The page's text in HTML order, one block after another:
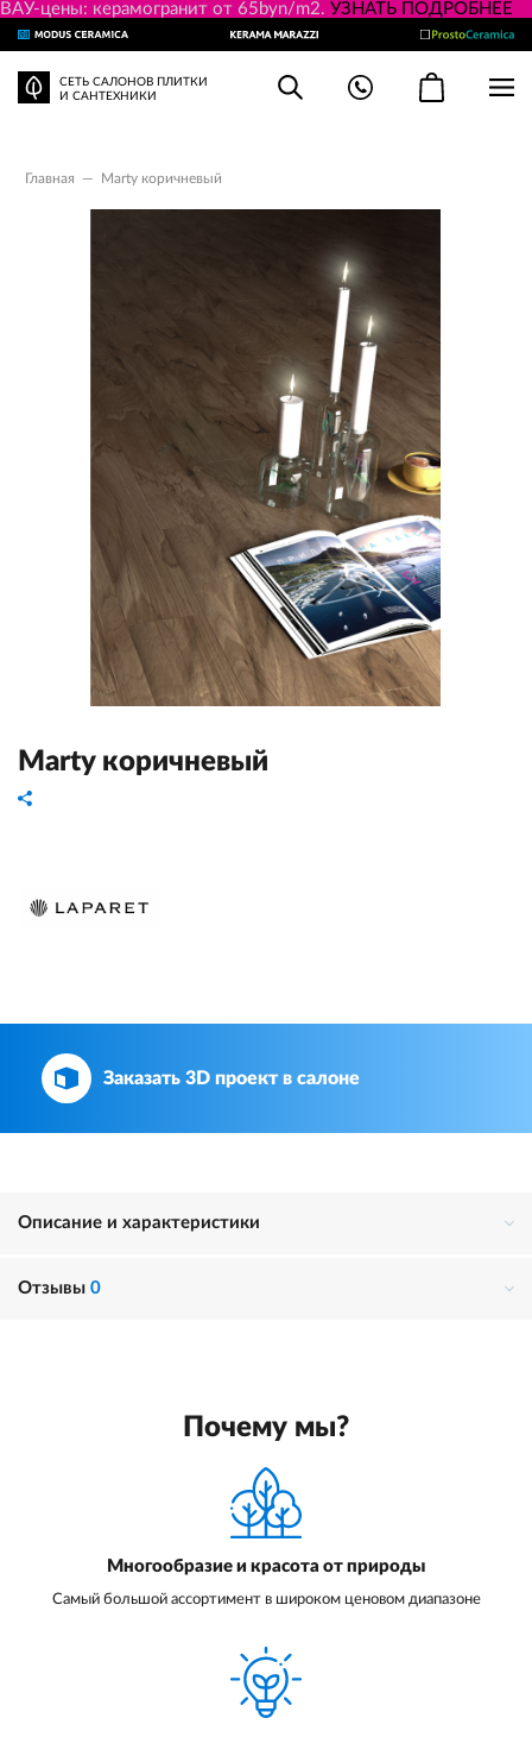
ВАУ-цены: керамогранит от 65byn/m2. УЗНАТЬ ПОДРОБНЕЕ
СЕТЬ САЛОНОВ ПЛИТКИ
И САНТЕХНИКИ
Главная — Marty коричневый
Marty коричневый
Заказать 3D проект в салоне
Описание и характеристики
Отзывы 0
Почему мы?
Многообразие и красота от природы
Самый большой ассортимент в широком ценовом диапазоне